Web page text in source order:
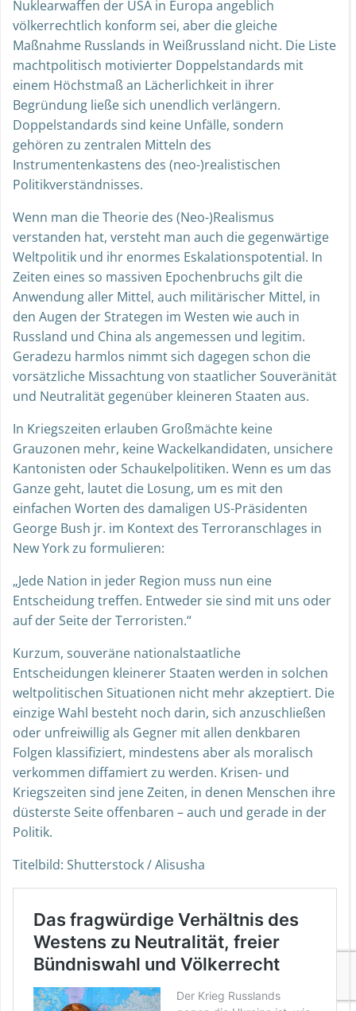
Nuklearwaffen der USA in Europa angeblich
völkerrechtlich konform sei, aber die gleiche
Maßnahme Russlands in Weißrussland nicht. Die Liste
machtpolitisch motivierter Doppelstandards mit
einem Höchstmaß an Lächerlichkeit in ihrer
Begründung ließe sich unendlich verlängern.
Doppelstandards sind keine Unfälle, sondern
gehören zu zentralen Mitteln des
Instrumentenkastens des (neo-)realistischen
Politikverständnisses.
Wenn man die Theorie des (Neo-)Realismus
verstanden hat, versteht man auch die gegenwärtige
Weltpolitik und ihr enormes Eskalationspotential. In
Zeiten eines so massiven Epochenbruchs gilt die
Anwendung aller Mittel, auch militärischer Mittel, in
den Augen der Strategen im Westen wie auch in
Russland und China als angemessen und legitim.
Geradezu harmlos nimmt sich dagegen schon die
vorsätzliche Missachtung von staatlicher Souveränität
und Neutralität gegenüber kleineren Staaten aus.
In Kriegszeiten erlauben Großmächte keine
Grauzonen mehr, keine Wackelkandidaten, unsichere
Kantonisten oder Schaukelpolitiken. Wenn es um das
Ganze geht, lautet die Losung, um es mit den
einfachen Worten des damaligen US-Präsidenten
George Bush jr. im Kontext des Terroranschlages in
New York zu formulieren:
„Jede Nation in jeder Region muss nun eine
Entscheidung treffen. Entweder sie sind mit uns oder
auf der Seite der Terroristen.“
Kurzum, souveräne nationalstaatliche
Entscheidungen kleinerer Staaten werden in solchen
weltpolitischen Situationen nicht mehr akzeptiert. Die
einzige Wahl besteht noch darin, sich anzuschließen
oder unfreiwillig als Gegner mit allen denkbaren
Folgen klassifiziert, mindestens aber als moralisch
verkommen diffamiert zu werden. Krisen- und
Kriegszeiten sind jene Zeiten, in denen Menschen ihre
düsterste Seite offenbaren – auch und gerade in der
Politik.
Titelbild: Shutterstock / Alisusha